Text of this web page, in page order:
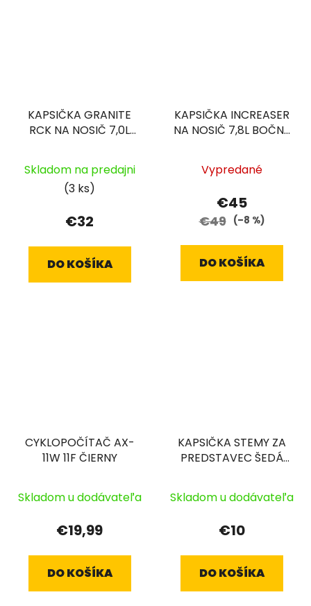
KAPSIČKA GRANITE
RCK NA NOSIČ 7,0L
Skladom na predajni
(3 ks)
€32
DO KOŠÍKA
KAPSIČKA INCREASER
NA NOSIČ 7,8L BOČNÉ
Vypredané
€45
€49 (–8 %)
DO KOŠÍKA
CYKLOPOČÍTAČ AX-
11W 11F ČIERNY
Skladom u dodávateľa
€19,99
DO KOŠÍKA
KAPSIČKA STEMY ZA
PREDSTAVEC ŠEDÁ
Skladom u dodávateľa
€10
DO KOŠÍKA